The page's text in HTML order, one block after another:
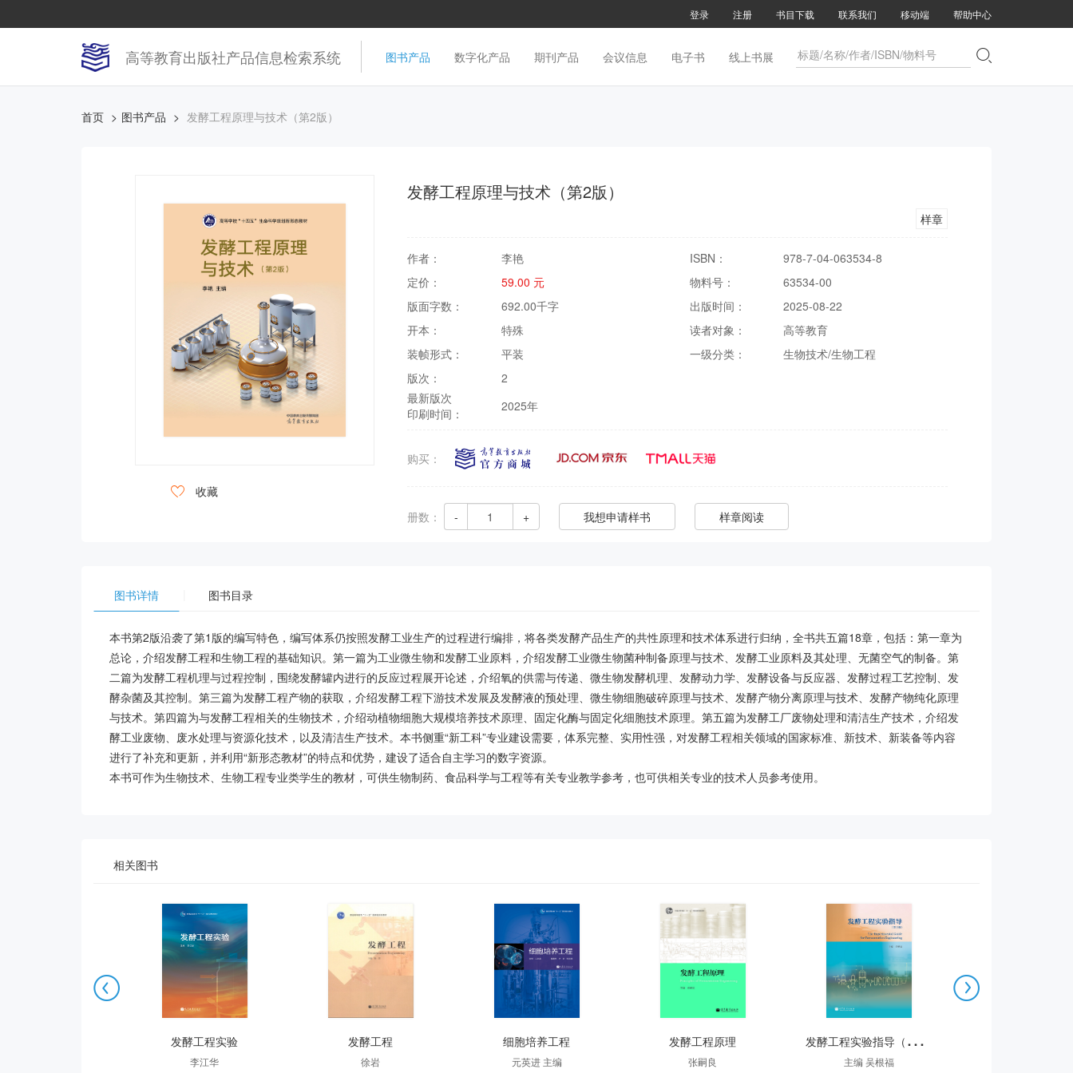
登录 注册 书目下载 联系我们 移动端 帮助中心
高等教育出版社产品信息检索系统 图书产品 数字化产品 期刊产品 会议信息 电子书 线上书展 
首页 图书产品 发酵工程原理与技术（第2版）
 收藏
发酵工程原理与技术（第2版）
样章
作者：
李艳
定价：
59.00 元
版面字数：
692.00千字
开本：
特殊
装帧形式：
平装
版次：
2
最新版次
印刷时间：
2025年
ISBN：
978-7-04-063534-8
物料号：
63534-00
出版时间：
2025-08-22
读者对象：
高等教育
一级分类：
生物技术/生物工程
购买：
册数： - + 我想申请样书 样章阅读
图书详情 图书目录
本书第2版沿袭了第1版的编写特色，编写体系仍按照发酵工业生产的过程进行编排，将各类发酵产品生产的共性原理和技术体系进行归纳，全书共五篇18章，包括：第一章为
总论，介绍发酵工程和生物工程的基础知识。第一篇为工业微生物和发酵工业原料，介绍发酵工业微生物菌种制备原理与技术、发酵工业原料及其处理、无菌空气的制备。第
二篇为发酵工程机理与过程控制，围绕发酵罐内进行的反应过程展开论述，介绍氧的供需与传递、微生物发酵机理、发酵动力学、发酵设备与反应器、发酵过程工艺控制、发
酵杂菌及其控制。第三篇为发酵工程产物的获取，介绍发酵工程下游技术发展及发酵液的预处理、微生物细胞破碎原理与技术、发酵产物分离原理与技术、发酵产物纯化原理
与技术。第四篇为与发酵工程相关的生物技术，介绍动植物细胞大规模培养技术原理、固定化酶与固定化细胞技术原理。第五篇为发酵工厂废物处理和清洁生产技术，介绍发
酵工业废物、废水处理与资源化技术，以及清洁生产技术。本书侧重“新工科”专业建设需要，体系完整、实用性强，对发酵工程相关领域的国家标准、新技术、新装备等内容
进行了补充和更新，并利用“新形态教材”的特点和优势，建设了适合自主学习的数字资源。
本书可作为生物技术、生物工程专业类学生的教材，可供生物制药、食品科学与工程等有关专业教学参考，也可供相关专业的技术人员参考使用。
相关图书
 
发酵工程实验
李江华
发酵工程
徐岩
细胞培养工程
元英进 主编
发酵工程原理
张嗣良
发
酵工程实验指导（第2版）
主编 吴根福